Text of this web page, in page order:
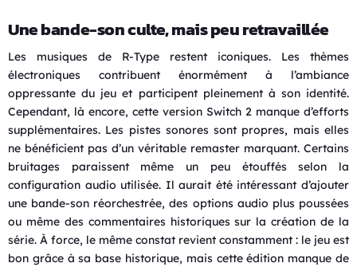
Une bande-son culte, mais peu retravaillée
Les musiques de R-Type restent iconiques. Les thèmes
électroniques contribuent énormément à l’ambiance
oppressante du jeu et participent pleinement à son identité.
Cependant, là encore, cette version Switch 2 manque d’efforts
supplémentaires. Les pistes sonores sont propres, mais elles
ne bénéficient pas d’un véritable remaster marquant. Certains
bruitages paraissent même un peu étouffés selon la
configuration audio utilisée. Il aurait été intéressant d’ajouter
une bande-son réorchestrée, des options audio plus poussées
ou même des commentaires historiques sur la création de la
série. À force, le même constat revient constamment : le jeu est
bon grâce à sa base historique, mais cette édition manque de